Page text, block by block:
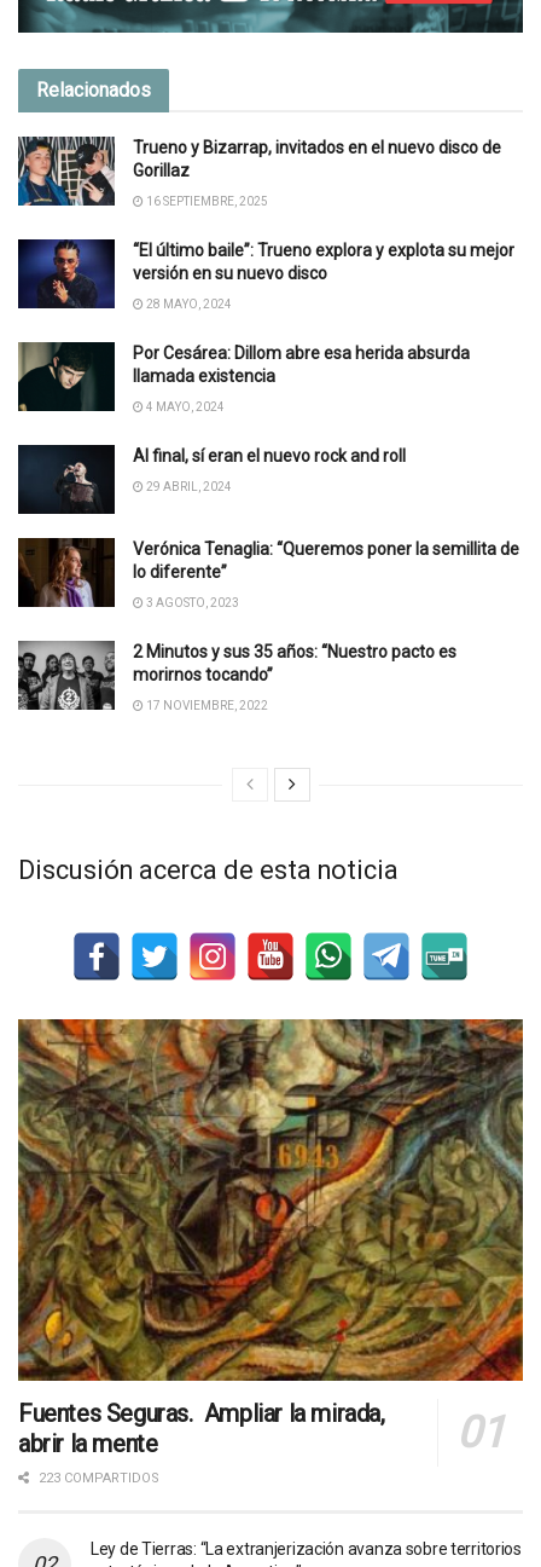
Relacionados
Trueno y Bizarrap, invitados en el nuevo disco de
Gorillaz
16 SEPTIEMBRE, 2025
“El último baile”: Trueno explora y explota su mejor
versión en su nuevo disco
28 MAYO, 2024
Por Cesárea: Dillom abre esa herida absurda
llamada existencia
4 MAYO, 2024
Al final, sí eran el nuevo rock and roll
29 ABRIL, 2024
Verónica Tenaglia: “Queremos poner la semillita de
lo diferente”
3 AGOSTO, 2023
2 Minutos y sus 35 años: “Nuestro pacto es
morirnos tocando”
17 NOVIEMBRE, 2022
Discusión acerca de esta noticia
Fuentes Seguras. Ampliar la mirada,
abrir la mente
223 COMPARTIDOS
Ley de Tierras: “La extranjerización avanza sobre territorios